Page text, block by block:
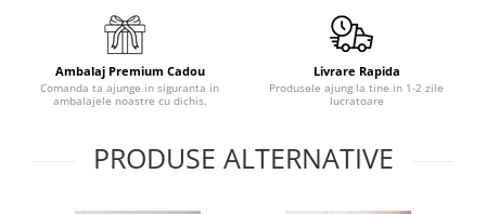
Ambalaj Premium Cadou
Comanda ta ajunge in siguranta in
ambalajele noastre cu dichis.
Livrare Rapida
Produsele ajung la tine in 1-2 zile
lucratoare
PRODUSE ALTERNATIVE